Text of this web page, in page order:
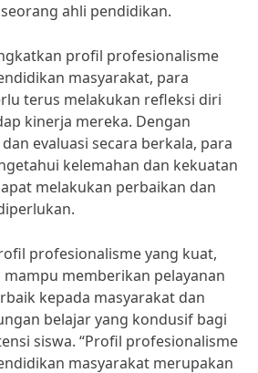
ahli pendidikan.
profil profesionalisme
masyarakat, para
terus melakukan refleksi diri
kinerja mereka. Dengan
evaluasi secara berkala, para
kelemahan dan kekuatan
melakukan perbaikan dan
profesionalisme yang kuat,
memberikan pelayanan
kepada masyarakat dan
belajar yang kondusif bagi
siswa. “Profil profesionalisme
masyarakat merupakan